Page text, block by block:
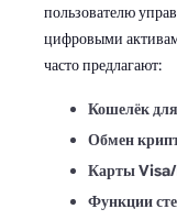
пользователю
цифровыми
часто предлагают:
Кошелёк
Обмен
Карты
Функции